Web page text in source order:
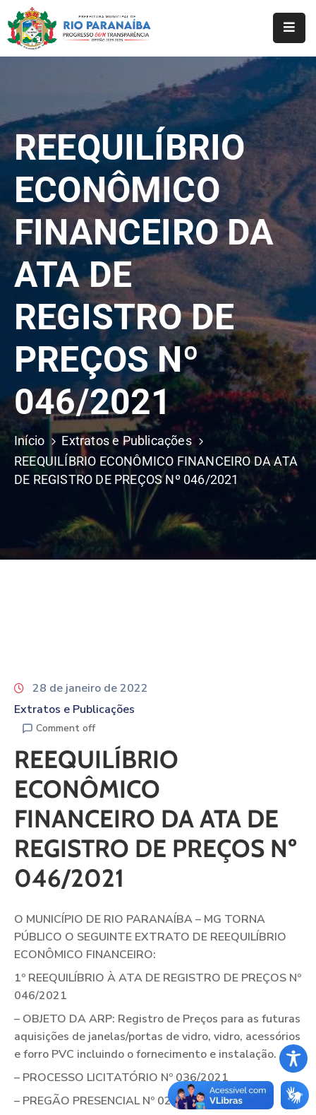
Município
A
Prefeitura
Notícias
Serviços
Transparência
Webmail
REEQUILÍBRIO
ECONÔMICO
FINANCEIRO DA
ATA DE
REGISTRO DE
PREÇOS Nº
046/2021
Início
Extratos e Publicações
REEQUILÍBRIO ECONÔMICO FINANCEIRO DA ATA
DE REGISTRO DE PREÇOS Nº 046/2021
28 de janeiro de 2022
Extratos e Publicações
Comment off
REEQUILÍBRIO
ECONÔMICO
FINANCEIRO DA ATA DE
REGISTRO DE PREÇOS Nº
046/2021
O MUNICÍPIO DE RIO PARANAÍBA – MG TORNA
PÚBLICO O SEGUINTE EXTRATO DE REEQUILÍBRIO
ECONÔMICO FINANCEIRO:
1º REEQUILÍBRIO À ATA DE REGISTRO DE PREÇOS Nº
046/2021
– OBJETO DA ARP: Registro de Preços para as futuras
aquisições de janelas/portas de vidro, vidro, acessórios
e forro PVC incluindo o fornecimento e instalação.
– PROCESSO LICITATÓRIO Nº 036/2021
– PREGÃO PRESENCIAL Nº 025/2021